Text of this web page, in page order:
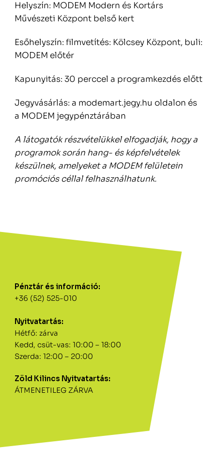
Pénztár és információ:
+36 (52) 525-010
Nyitvatartás:
Hétfő: zárva
Kedd, csüt-vas: 10:00 – 18:00
Szerda: 12:00 – 20:00
Zöld Kilincs Nyitvatartás:
ÁTMENETILEG ZÁRVA
Helyszín: MODEM Modern és Kortárs
Művészeti Központ belső kert
Esőhelyszín: filmvetítés: Kölcsey Központ, buli:
MODEM előtér
Kapunyitás: 30 perccel a programkezdés előtt
Jegyvásárlás: a modemart.jegy.hu oldalon és
a MODEM jegypénztárában
A látogatók részvételükkel elfogadják, hogy a
programok során hang- és képfelvételek
készülnek, amelyeket a MODEM felületein
promóciós céllal felhasználhatunk.